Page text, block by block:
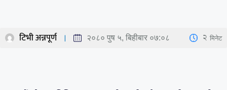
टिभी अन्नपूर्ण २०८० पुष ५, बिहीबार ०७:०८ 2 मिनेट